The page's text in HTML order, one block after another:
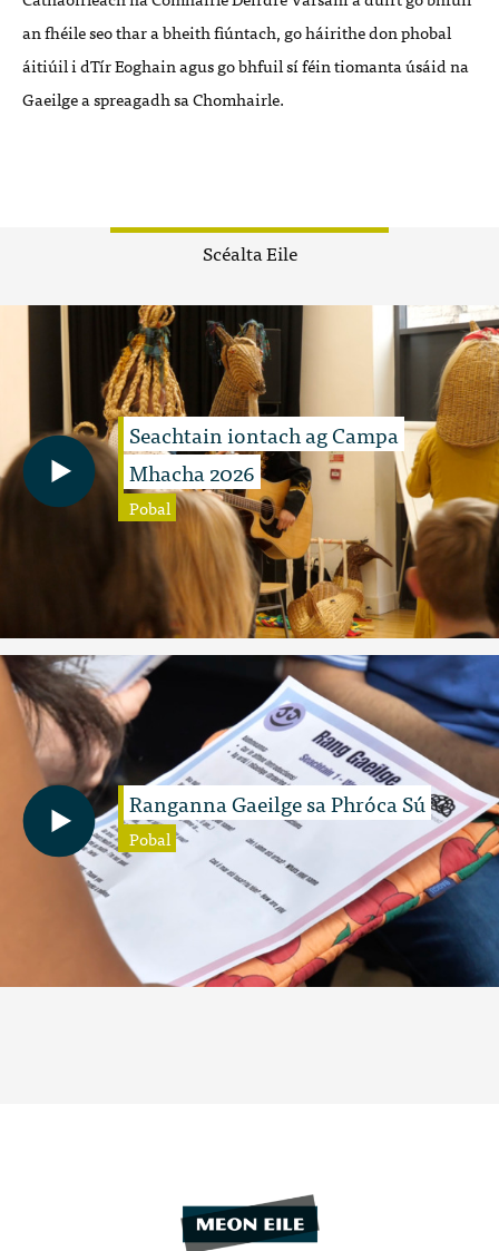
an fhéile seo thar a bheith fiúntach, go háirithe don phobal
áitiúil i dTír Eoghain agus go bhfuil sí féin tiomanta úsáid na
Gaeilge a spreagadh sa Chomhairle.
Scéalta Eile
Seachtain iontach ag Campa
Mhacha 2026
Pobal
Ranganna Gaeilge sa Phróca Sú
Pobal